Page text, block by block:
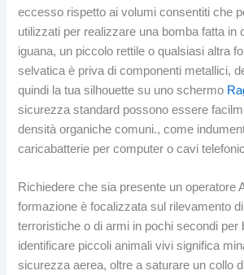
eccesso rispetto ai volumi consentiti che
utilizzati per realizzare una bomba fatta in
iguana, un piccolo rettile o qualsiasi altra
selvatica è priva di componenti metallici,
quindi la tua silhouette su uno schermo
sicurezza standard possono essere
densità organiche comuni., come
caricabatterie per computer o cavi
Richiedere che sia presente un operatore
formazione è focalizzata sul rilevamento
terroristiche o di armi in pochi secondi per
identificare piccoli animali vivi significa
sicurezza aerea, oltre a saturare un collo